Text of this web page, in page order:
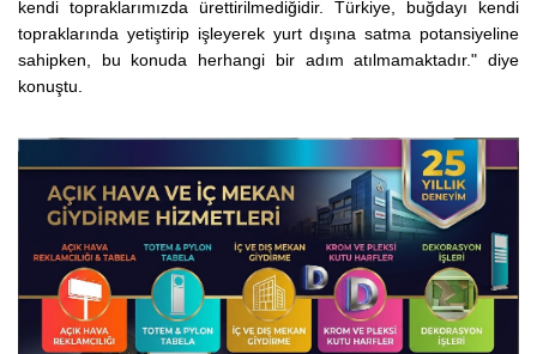
kendi topraklarımızda ürettirilmediğidir. Türkiye, buğdayı kendi
topraklarında yetiştirip işleyerek yurt dışına satma potansiyeline
sahipken, bu konuda herhangi bir adım atılmamaktadır." diye
konuştu.